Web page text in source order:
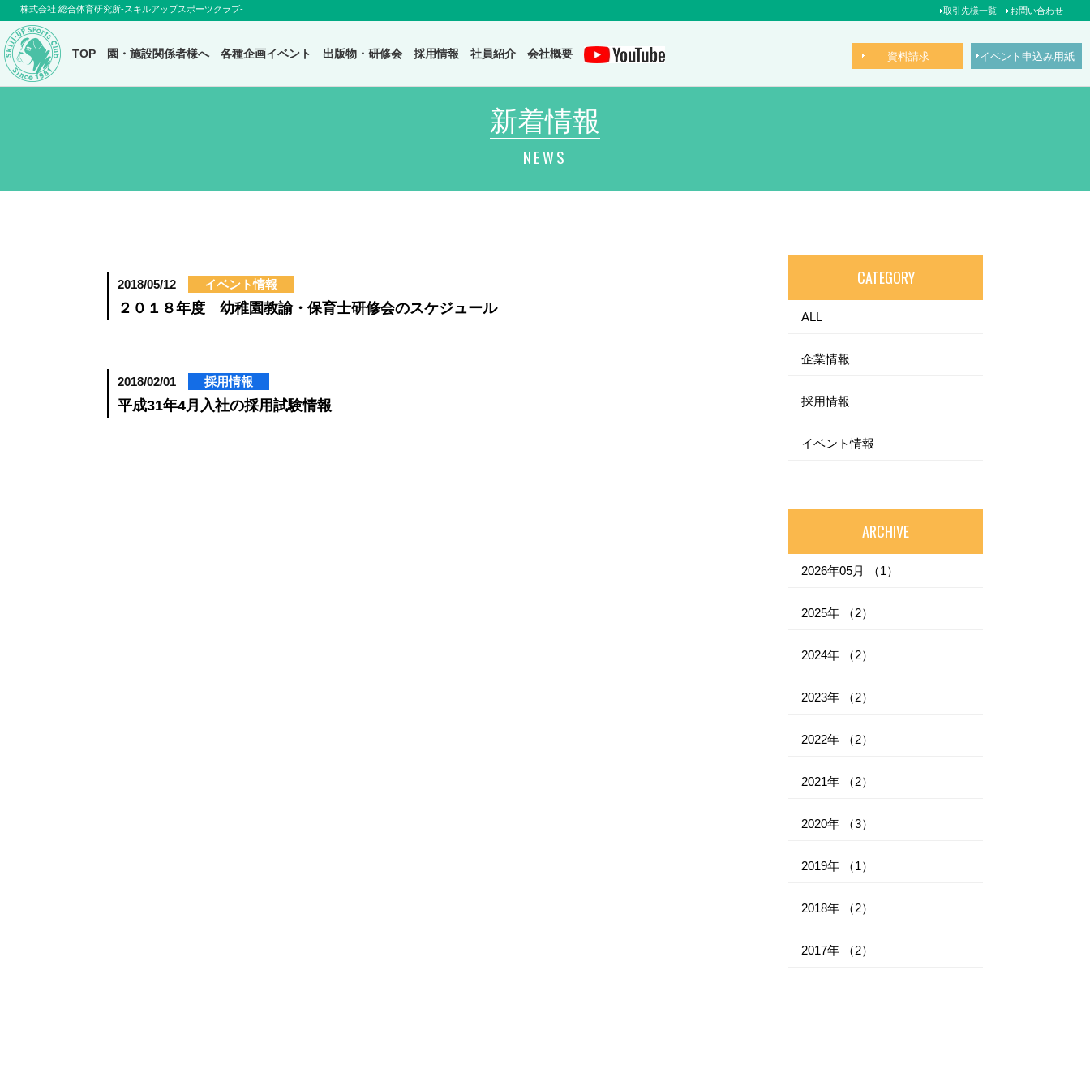
株式会社 総合体育研究所-スキルアップスポーツクラブ- 取引先様一覧 お問い合わせ
TOP 園・施設関係者様へ 各種企画イベント 出版物・研修会 採用情報 社員紹介 会社概要 資料請求 イベント申込み用紙
新着情報
NEWS
2018/05/12 イベント情報
２０１８年度 幼稚園教諭・保育士研修会のスケジュール
2018/02/01 採用情報
平成31年4月入社の採用試験情報
CATEGORY
ALL
企業情報
採用情報
イベント情報
ARCHIVE
2026年05月 （1）
2025年 （2）
2024年 （2）
2023年 （2）
2022年 （2）
2021年 （2）
2020年 （3）
2019年 （1）
2018年 （2）
2017年 （2）